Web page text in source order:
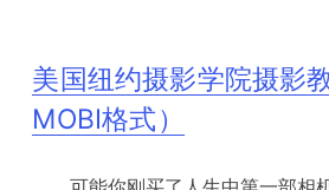
美国纽约摄影学院摄影
MOBI格式）